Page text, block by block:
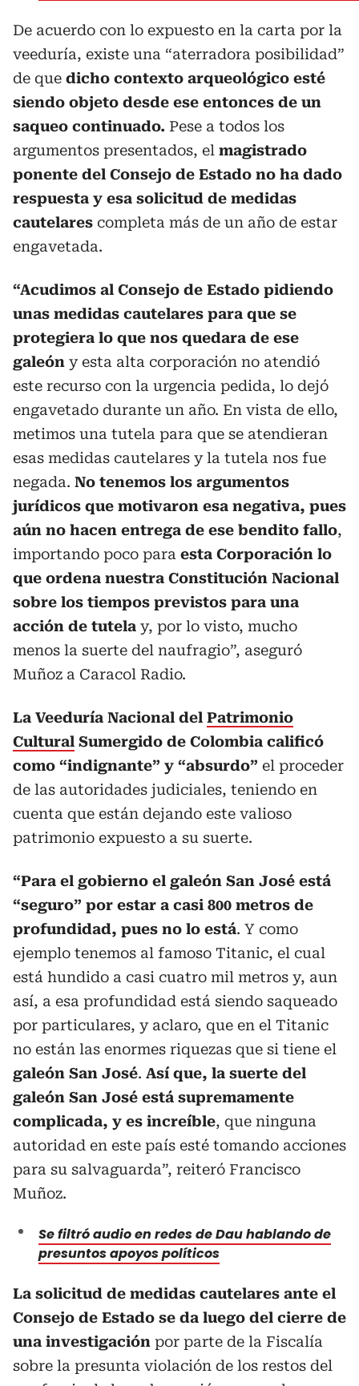
De acuerdo con lo expuesto en la carta por la
veeduría, existe una “aterradora posibilidad”
de que dicho contexto arqueológico esté
siendo objeto desde ese entonces de un
saqueo continuado. Pese a todos los
argumentos presentados, el magistrado
ponente del Consejo de Estado no ha dado
respuesta y esa solicitud de medidas
cautelares completa más de un año de estar
engavetada.
“Acudimos al Consejo de Estado pidiendo
unas medidas cautelares para que se
protegiera lo que nos quedara de ese
galeón y esta alta corporación no atendió
este recurso con la urgencia pedida, lo dejó
engavetado durante un año. En vista de ello,
metimos una tutela para que se atendieran
esas medidas cautelares y la tutela nos fue
negada. No tenemos los argumentos
jurídicos que motivaron esa negativa, pues
aún no hacen entrega de ese bendito fallo,
importando poco para esta Corporación lo
que ordena nuestra Constitución Nacional
sobre los tiempos previstos para una
acción de tutela y, por lo visto, mucho
menos la suerte del naufragio”, aseguró
Muñoz a Caracol Radio.
La Veeduría Nacional del Patrimonio
Cultural Sumergido de Colombia calificó
como “indignante” y “absurdo” el proceder
de las autoridades judiciales, teniendo en
cuenta que están dejando este valioso
patrimonio expuesto a su suerte.
“Para el gobierno el galeón San José está
“seguro” por estar a casi 800 metros de
profundidad, pues no lo está. Y como
ejemplo tenemos al famoso Titanic, el cual
está hundido a casi cuatro mil metros y, aun
así, a esa profundidad está siendo saqueado
por particulares, y aclaro, que en el Titanic
no están las enormes riquezas que si tiene el
galeón San José. Así que, la suerte del
galeón San José está supremamente
complicada, y es increíble, que ninguna
autoridad en este país esté tomando acciones
para su salvaguarda”, reiteró Francisco
Muñoz.
Se filtró audio en redes de Dau hablando de
presuntos apoyos políticos
La solicitud de medidas cautelares ante el
Consejo de Estado se da luego del cierre de
una investigación por parte de la Fiscalía
sobre la presunta violación de los restos del